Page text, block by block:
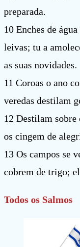
preparada.
10 Enches de
leivas; tu a
as suas novidades.
11 Coroas o ano
veredas destilam
12 Destilam sobre
os cingem de
13 Os campos se
cobrem de trigo;
Todos os Salmos